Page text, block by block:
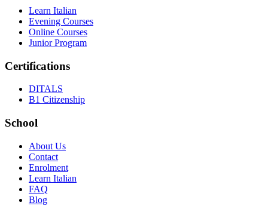
Learn Italian
Evening Courses
Online Courses
Junior Program
Certifications
DITALS
B1 Citizenship
School
About Us
Contact
Enrolment
Learn Italian
FAQ
Blog